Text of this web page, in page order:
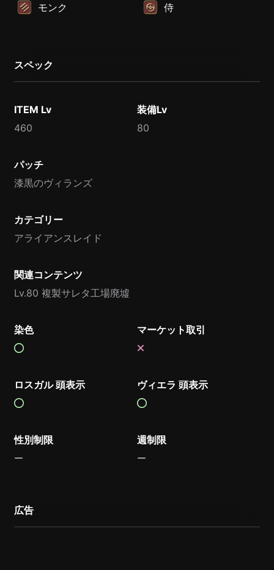
モンク 侍
スペック
ITEM Lv
460
装備Lv
80
パッチ
漆黒のヴィランズ
カテゴリー
アライアンスレイド
関連コンテンツ
Lv.80 複製サレタ工場廃墟
染色 マーケット取引
ロスガル 頭表示 ヴィエラ 頭表示
性別制限 週制限
広告